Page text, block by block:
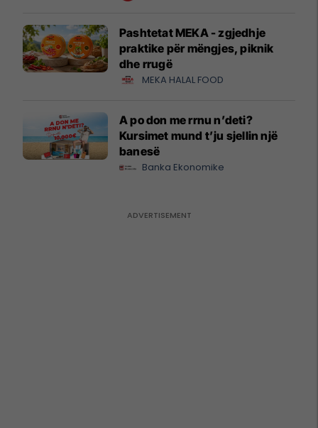
Pashtetat MEKA - zgjedhje
praktike për mëngjes, piknik
dhe rrugë
MEKA HALAL FOOD
A po don me rrnu n’deti?
Kursimet mund t’ju sjellin një
banesë
Banka Ekonomike